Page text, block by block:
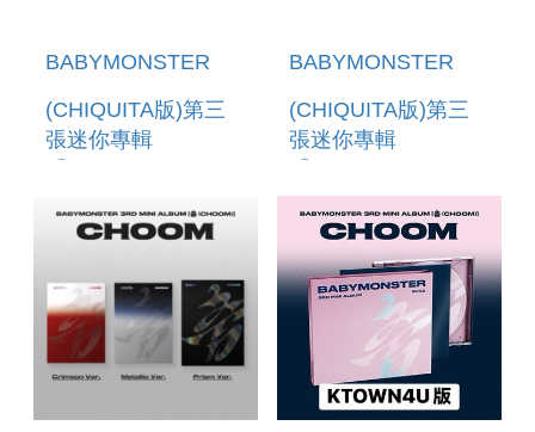
BABYMONSTER
(CHIQUITA版)第三
張迷你專輯
BABYMONSTER
(CHIQUITA版)第三
張迷你專輯
KEYRING VER.)」
(韓國進口版)